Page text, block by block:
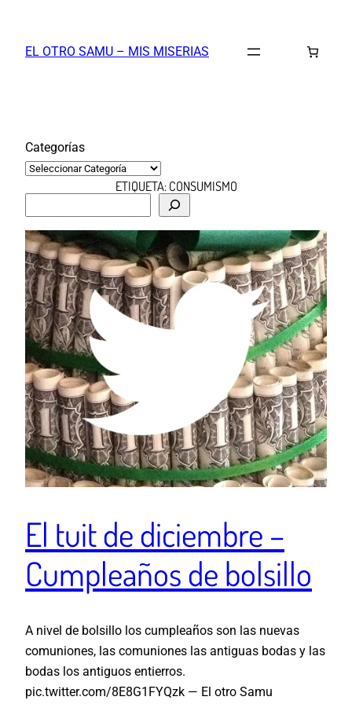
contenido
EL OTRO SAMU – MIS MISERIAS
Categorías
ETIQUETA:CONSUMISMO
s
c
a
r
El tuit de diciembre –
Cumpleaños de bolsillo
A nivel de bolsillo los cumpleaños son las nuevas
comuniones, las comuniones las antiguas bodas y las
bodas los antiguos entierros.
pic.twitter.com/8E8G1FYQzk — El otro Samu